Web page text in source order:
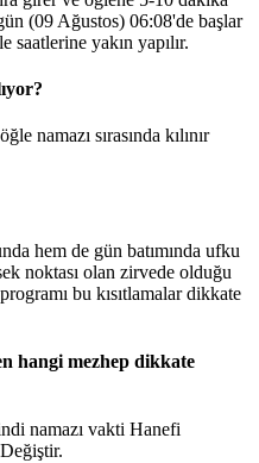
(09 Ağustos) 06:08'de başlar
saatlerine yakın yapılır.
namazı sırasında kılınır
hem de gün batımında ufku
noktası olan zirvede olduğu
bu kısıtlamalar dikkate
hangi mezhep dikkate
namazı vakti Hanefi
Değiştir.